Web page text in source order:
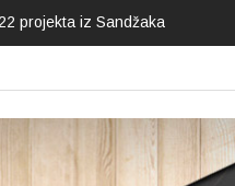
projekta iz Sandžaka